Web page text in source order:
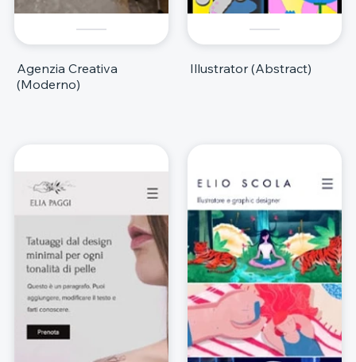
Agenzia Creativa
(Moderno)
Illustrator (Abstract)